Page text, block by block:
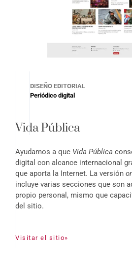
DISEÑO EDITORIAL
Periódico digital
Vida Pública
Ayudamos a que Vida Pública
digital con alcance internacional
que aporta la Internet. La versión
incluye varias secciones que son
propio personal, mismo que
del sitio.
Visitar el sitio»